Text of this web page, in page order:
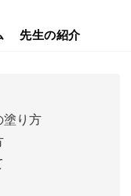
先生の紹介
塗り方